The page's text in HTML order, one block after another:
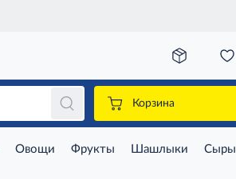
Корзина
Овощи Фрукты Шашлыки Сыры